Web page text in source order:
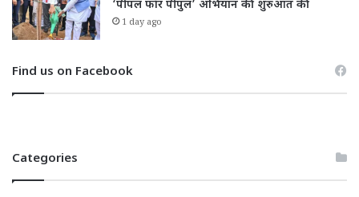
‘पीपल फॉर पीपुल’ अभियान की शुरुआत की
1 day ago
Find us on Facebook
Categories